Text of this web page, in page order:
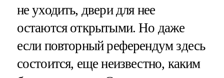
не уходить, двери для нее
остаются открытыми. Но даже
если повторный референдум здесь
состоится, еще неизвестно, каким